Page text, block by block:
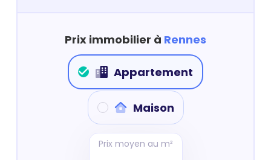
Prix immobilier à Rennes
Appartement
Maison
Prix moyen au m²